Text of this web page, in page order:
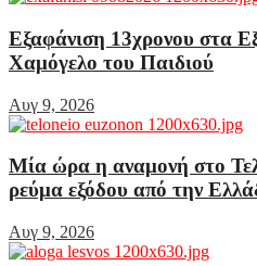
Εξαφάνιση 13χρονου στα
Χαμόγελο του Παιδιού
Αυγ 9, 2026
Μία ώρα η αναμονή στο
ρεύμα εξόδου από την
Αυγ 9, 2026